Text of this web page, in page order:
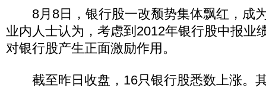
8月8日，银行股一改颓势集体飘红，成
业内人士认为，考虑到2012年银行股中报业
对银行股产生正面激励作用。
截至昨日收盘，16只银行股悉数上涨。